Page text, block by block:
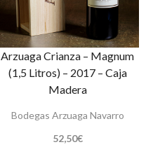
Arzuaga Crianza – Magnum
(1,5 Litros) – 2017 – Caja
Madera
Bodegas Arzuaga Navarro
52,50€